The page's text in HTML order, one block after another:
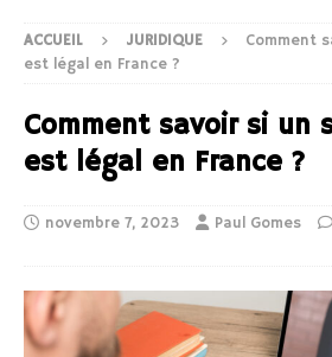
ACCUEIL JURIDIQUE
Comment
est légal en France ?
Comment savoir si un
est légal en France ?
novembre 7, 2023 Paul Gomes